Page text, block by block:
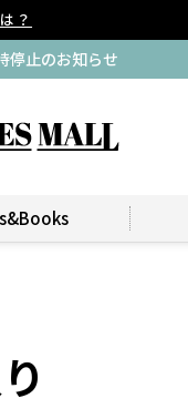
？
停止のお知らせ